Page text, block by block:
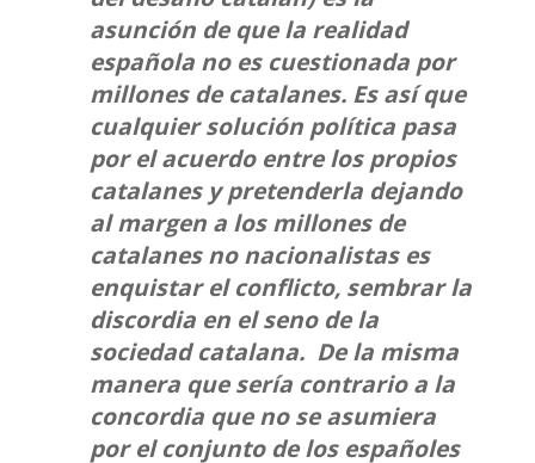
asunción de que la realidad
española no es cuestionada por
millones de catalanes. Es así que
cualquier solución política pasa
por el acuerdo entre los propios
catalanes y pretenderla dejando
al margen a los millones de
catalanes no nacionalistas es
enquistar el conflicto, sembrar la
discordia en el seno de la
sociedad catalana. De la misma
manera que sería contrario a la
concordia que no se asumiera
por el conjunto de los españoles